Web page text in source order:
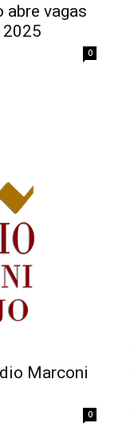
vagas
2025
0
Marconi
0